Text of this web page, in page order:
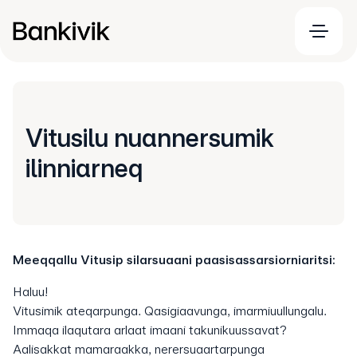
Vitusilu nuannersumik
ilinniarneq
Meeqqallu Vitusip silarsuaani paasisassarsiorniaritsi:
Haluu!
Vitusimik ateqarpunga. Qasigiaavunga, imarmiuullungalu.
Immaqa ilaqutara arlaat imaani takunikuussavat?
Aalisakkat mamaraakka, nerersuaartarpunga